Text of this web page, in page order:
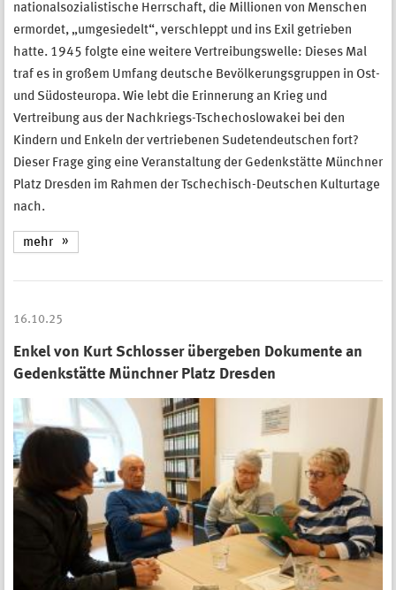
nationalsozialistische Herrschaft, die Millionen von Menschen
ermordet, „umgesiedelt“, verschleppt und ins Exil getrieben
hatte. 1945 folgte eine weitere Vertreibungswelle: Dieses Mal
traf es in großem Umfang deutsche Bevölkerungsgruppen in Ost-
und Südosteuropa. Wie lebt die Erinnerung an Krieg und
Vertreibung aus der Nachkriegs-Tschechoslowakei bei den
Kindern und Enkeln der vertriebenen Sudetendeutschen fort?
Dieser Frage ging eine Veranstaltung der Gedenkstätte Münchner
Platz Dresden im Rahmen der Tschechisch-Deutschen Kulturtage
nach.
mehr
16.10.25
Enkel von Kurt Schlosser übergeben Dokumente an
Gedenkstätte Münchner Platz Dresden